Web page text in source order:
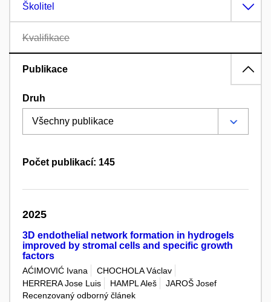
Školitel
Kvalifikace
Publikace
Druh
Počet publikací: 145
2025
3D endothelial network formation in hydrogels
improved by stromal cells and specific growth
factors
AĆIMOVIĆ Ivana
CHOCHOLA Václav
HERRERA Jose Luis
HAMPL Aleš
JAROŠ Josef
Recenzovaný odborný článek